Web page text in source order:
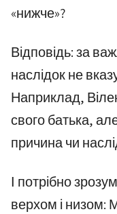
«нижче»?
Відповідь: за
наслідок не
Наприклад,
свого батька,
причина чи
І потрібно
верхом і низом: